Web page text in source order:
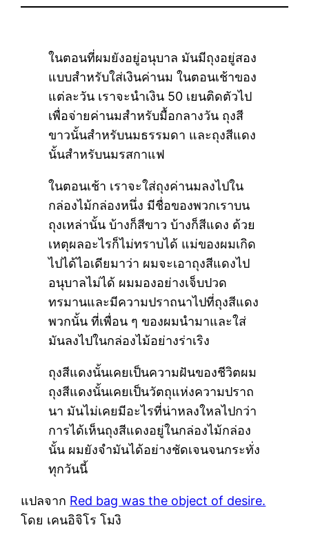
ในตอนที่ผมยังอยู่อนุบาล มันมีถุงอยู่สอง
แบบสำหรับใส่เงินค่านม ในตอนเช้าของ
แต่ละวัน เราจะนำเงิน 50 เยนติดตัวไป
เพื่อจ่ายค่านมสำหรับมื้อกลางวัน ถุงสี
ขาวนั้นสำหรับนมธรรมดา และถุงสีแดง
นั้นสำหรับนมรสกาแฟ
ในตอนเช้า เราจะใส่ถุงค่านมลงไปใน
กล่องไม้กล่องหนึ่ง มีชื่อของพวกเราบน
ถุงเหล่านั้น บ้างก็สีขาว บ้างก็สีแดง ด้วย
เหตุผลอะไรก็ไม่ทราบได้ แม่ของผมเกิด
ไปได้ไอเดียมาว่า ผมจะเอาถุงสีแดงไป
อนุบาลไม่ได้ ผมมองอย่างเจ็บปวด
ทรมานและมีความปราถนาไปที่ถุงสีแดง
พวกนั้น ที่เพื่อน ๆ ของผมนำมาและใส่
มันลงไปในกล่องไม้อย่างร่าเริง
ถุงสีแดงนั้นเคยเป็นความฝันของชีวิตผม
ถุงสีแดงนั้นเคยเป็นวัตถุแห่งความปราถ
นา มันไม่เคยมีอะไรที่น่าหลงใหลไปกว่า
การได้เห็นถุงสีแดงอยู่ในกล่องไม้กล่อง
นั้น ผมยังจำมันได้อย่างชัดเจนจนกระทั่ง
ทุกวันนี้
แปลจาก Red bag was the object of desire.
โดย เคนอิจิโร โมงิ